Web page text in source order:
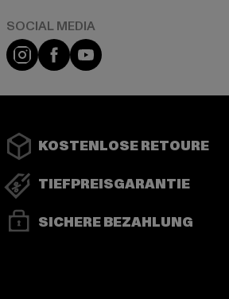
Instagram
FacebookYouTube
KOSTENLOSE RETOURE
TIEFPREISGARANTIE
SICHERE BEZAHLUNG